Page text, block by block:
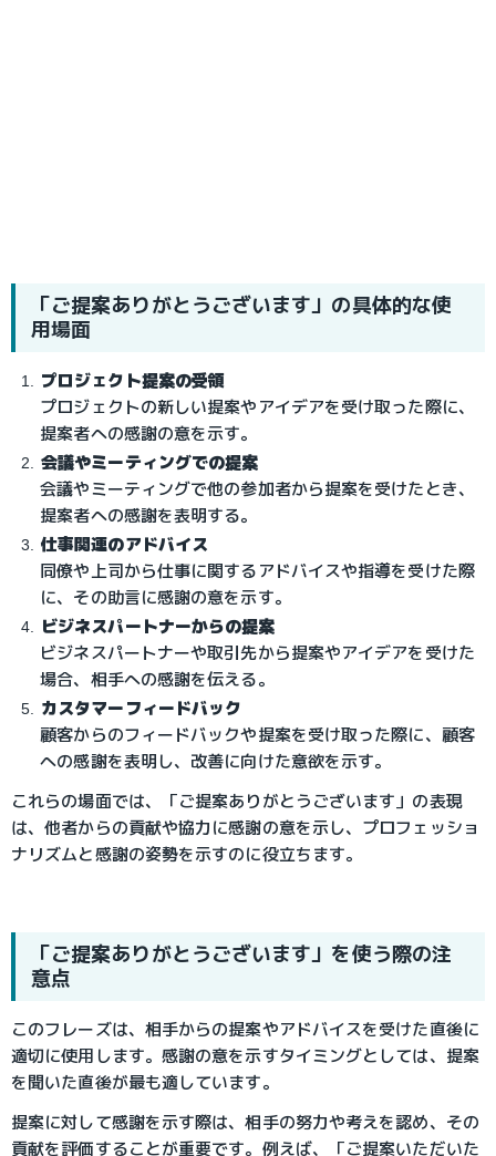
「ご提案ありがとうございます」の具体的な使
用場面
プロジェクト提案の受領
プロジェクトの新しい提案やアイデアを受け取った際に、
提案者への感謝の意を示す。
会議やミーティングでの提案
会議やミーティングで他の参加者から提案を受けたとき、
提案者への感謝を表明する。
仕事関連のアドバイス
同僚や上司から仕事に関するアドバイスや指導を受けた際
に、その助言に感謝の意を示す。
ビジネスパートナーからの提案
ビジネスパートナーや取引先から提案やアイデアを受けた
場合、相手への感謝を伝える。
カスタマーフィードバック
顧客からのフィードバックや提案を受け取った際に、顧客
への感謝を表明し、改善に向けた意欲を示す。
これらの場面では、「ご提案ありがとうございます」の表現
は、他者からの貢献や協力に感謝の意を示し、プロフェッショ
ナリズムと感謝の姿勢を示すのに役立ちます。
「ご提案ありがとうございます」を使う際の注
意点
このフレーズは、相手からの提案やアドバイスを受けた直後に
適切に使用します。感謝の意を示すタイミングとしては、提案
を聞いた直後が最も適しています。
提案に対して感謝を示す際は、相手の努力や考えを認め、その
貢献を評価することが重要です。例えば、「ご提案いただいた